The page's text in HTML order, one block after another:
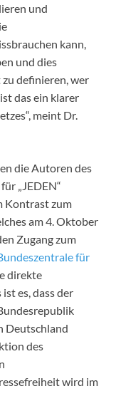
und
kann,
und dies
definieren, wer
das ein klarer
meint Dr.
die Autoren des
„JEDEN“
Kontrast zum
am 4. Oktober
Zugang zum
für
direkte
es, dass der
Deutschland
des
wird im